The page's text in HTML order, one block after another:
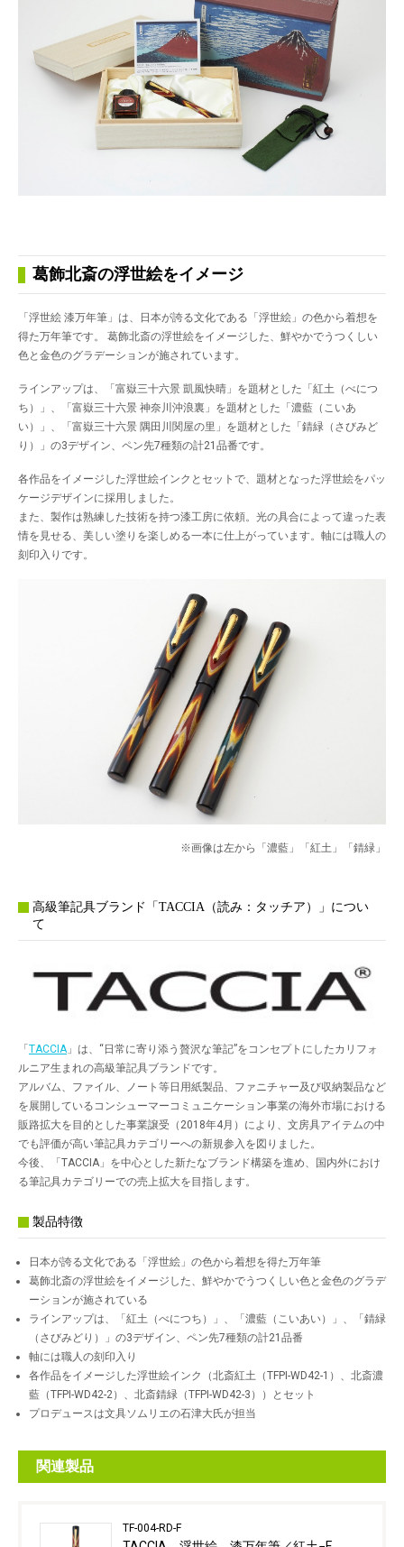
葛飾北斎の浮世絵をイメージ
「浮世絵 漆万年筆」は、日本が誇る文化である「浮世絵」の色から着想を
得た万年筆です。 葛飾北斎の浮世絵をイメージした、鮮やかでうつくしい
色と金色のグラデーションが施されています。
ラインアップは、「富嶽三十六景 凱風快晴」を題材とした「紅土（べにつ
ち）」、「富嶽三十六景 神奈川沖浪裏」を題材とした「濃藍（こいあ
い）」、「富嶽三十六景 隅田川関屋の里」を題材とした「錆緑（さびみど
り）」の3デザイン、ペン先7種類の計21品番です。
各作品をイメージした浮世絵インクとセットで、題材となった浮世絵をパッ
ケージデザインに採用しました。
また、製作は熟練した技術を持つ漆工房に依頼。光の具合によって違った表
情を見せる、美しい塗りを楽しめる一本に仕上がっています。軸には職人の
刻印入りです。
※画像は左から「濃藍」「紅土」「錆緑」
高級筆記具ブランド「TACCIA（読み：タッチア）」につい
て
「TACCIA 」は、“日常に寄り添う贅沢な筆記”をコンセプトにしたカリフォ
ルニア生まれの高級筆記具ブランドです。
アルバム、ファイル、ノート等日用紙製品、ファニチャー及び収納製品など
を展開しているコンシューマーコミュニケーション事業の海外市場における
販路拡大を目的とした事業譲受（2018年4月）により、文房具アイテムの中
でも評価が高い筆記具カテゴリーへの新規参入を図りました。
今後、「TACCIA」を中心とした新たなブランド構築を進め、国内外におけ
る筆記具カテゴリーでの売上拡大を目指します。
製品特徴
日本が誇る文化である「浮世絵」の色から着想を得た万年筆
葛飾北斎の浮世絵をイメージした、鮮やかでうつくしい色と金色のグラデ
ーションが施されている
ラインアップは、「紅土（べにつち）」、「濃藍（こいあい）」、「錆緑
（さびみどり）」の3デザイン、ペン先7種類の計21品番
軸には職人の刻印入り
各作品をイメージした浮世絵インク（北斎紅土（TFPI-WD42-1）、北斎濃
藍（TFPI-WD42-2）、北斎錆緑（TFPI-WD42-3））とセット
プロデュースは文具ソムリエの石津大氏が担当
関連製品
TF-004-RD-F